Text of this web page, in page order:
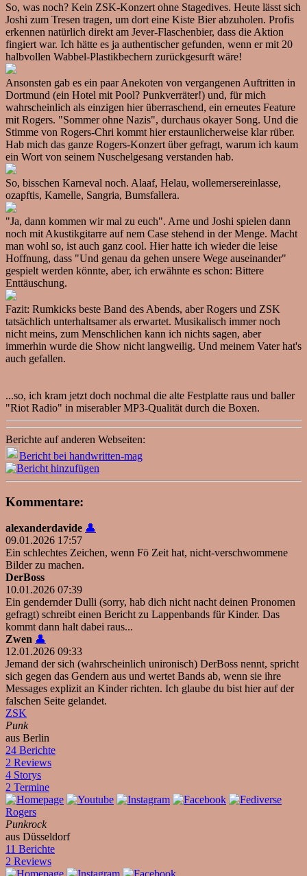
So, was noch? Kein ZSK-Konzert ohne Stagedives. Heute lässt sich
Joshi zum Tresen tragen, um dort eine Kiste Bier abzuholen. Profis
erkennen natürlich direkt am Jever-Flaschenbier, dass die Aktion
fingiert war. Ich hätte es ja authentischer gefunden, wenn er mit 20
halbvollen Wabbel-Plastikbechern zurückgesurft wäre!
Ansonsten gab es ein paar Anekoten von vergangenen Auftritten in
Dortmund (ein Hotel mit Pool? Punkverräter!) und, für mich
wahrscheinlich als einzigen hier überraschend, ein erneutes Feature
mit Rogers. "Sommer ohne Nazis", durchaus okayer Song. Und die
Stimme von Rogers-Chri kommt hier erstaunlicherweise klar rüber.
Hab mich das ganze Rogers-Konzert über gefragt, warum ich kaum
ein Wort von seinem Nuschelgesang verstanden hab.
So, bisschen Karneval noch. Alaaf, Helau, wollemersereinlasse,
ozapftis, Kamelle, Sangria, Bumsfallera.
"Ja, dann kommen wir mal zu euch". Arne und Joshi spielen dann
noch mit Akustikgitarre auf nem Case stehend in der Menge. Macht
man wohl so, ist auch ganz cool. Hier hatte ich wieder die leise
Hoffnung, dass "Und genau da gehen unsere Wege auseinander"
gespielt werden könnte, aber, ich erwähnte es schon: Bittere
Enttäuschung.
Fazit: Rumkicks beste Band des Abends, aber Rogers und ZSK
tatsächlich unterhaltsamer als erwartet. Musikalisch immer noch
nicht meins, zum Menschlichen kann ich nichts sagen, aber
immerhin wurde die Show nicht langweilig. Und meinem Vater hat's
auch gefallen.
...so, ich kram jetzt doch nochmal die alte Festplatte raus und baller
"Riot Radio" in miserabler MP3-Qualität durch die Boxen.
Berichte auf anderen Webseiten:
Bericht bei handwritten-mag
Kommentare:
alexanderdavide 👤
09.01.2026 17:57
Ein schlechtes Zeichen, wenn Fö Zeit hat, nicht-verschwommene
Bilder zu machen.
DerBoss
10.01.2026 07:39
Ein gendernder Dulli (sorry, hab dich nicht nacht deinen Pronomen
gefragt) schreibt einen Bericht zu Lappenbands für Kinder. Das
kommt dann halt dabei raus...
Zwen 👤
12.01.2026 09:33
Jemand der sich (wahrscheinlich unironisch) DerBoss nennt, spricht
sich gegen das Gendern aus und wertet Bands ab, wenn sie ihre
Messages explizit an Kinder richten. Ich glaube du bist hier auf der
falschen Seite gelandet.
ZSK
Punk
aus Berlin
24 Berichte
2 Reviews
4 Storys
2 Termine
Rogers
Punkrock
aus Düsseldorf
11 Berichte
2 Reviews